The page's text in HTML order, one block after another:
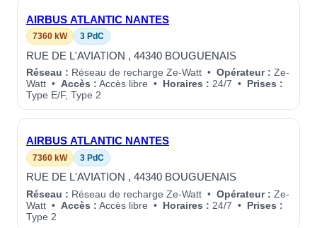
AIRBUS ATLANTIC NANTES
7360 kW 3 PdC
RUE DE L'AVIATION , 44340 BOUGUENAIS
Réseau : Réseau de recharge Ze-Watt • Opérateur : Ze-
Watt • Accès : Accès libre • Horaires : 24/7 • Prises :
Type E/F, Type 2
AIRBUS ATLANTIC NANTES
7360 kW 3 PdC
RUE DE L'AVIATION , 44340 BOUGUENAIS
Réseau : Réseau de recharge Ze-Watt • Opérateur : Ze-
Watt • Accès : Accès libre • Horaires : 24/7 • Prises :
Type 2